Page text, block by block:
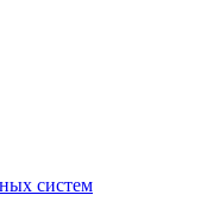
систем